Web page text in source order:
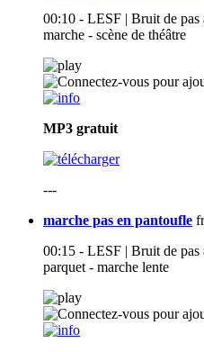
00:10 - LESF | Bruit de pas
marche - scène de théâtre
MP3 gratuit
---
marche pas en pantoufle
00:15 - LESF | Bruit de pas
parquet - marche lente